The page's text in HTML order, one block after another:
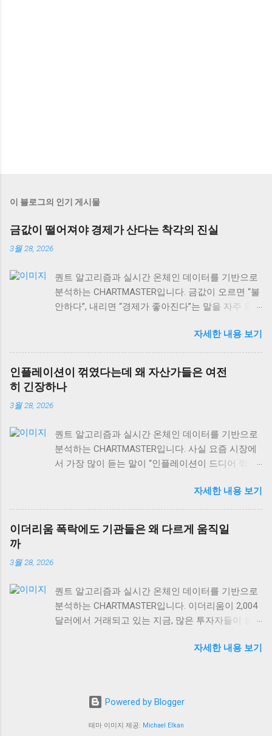
이 블로그의 인기 게시물
금값이 떨어져야 경제가 산다는 착각의 진실
3월 28, 2026
퀀트 알고리즘과 실시간 온체인 데이터를 기반으로
분석하는 CHARTMASTER입니다. 금값이 오르면 “불
안하다”, 내리면 “경제가 좋아진다”는 말을 자주 듣
재 글로벌 자산시장을 보면, 이런 단순한 공식이 얼
마나 위험한지 알 수 있어요. 실제로는 금값과 경제
성장의 관계가 훨씬 복잡하고, 때로는 정반대로 작
용하기도 합니다. 오늘은 금값 움직임을 제대로 읽
는 법과 상품시장 수급 동향, 그리고 역발상 투자의
$106.40B USD 에 달하는 상황에서, 전통 자산과 디
지털 자산의 상관관계도 함께 살펴볼게요. 금값과
경제성장, 단순한 반비례 관계가 아니다 많은 사람
는 절반만 맞는 이야기예요. 실제로 금은 인플레이
션 헤지 자산이면서 동시에 달러 강세에 민감하게
반응하거든요. 금값이 떨어지는 이유는 경제가 좋아
격화되면서 금값이 급등했죠. 경제가 회복되면서가
아니라, 오히려 통화정책이 완화되면서 말이에요. 현
재 비트코인이 66,505 USD를 기록하고 있는 것도 같
은 맥락입니다. 디지털 자산과 금 모두 통화정책 변
니다. 전자기기, 의료기기, 반도체 산업에서 금 사용
제가 좋을 때 오히려 증가하죠. 그러니까 경제성장
자세한 내용 보기
인플레이션이 꺾였다는데 왜 자산가들은 여전
히 긴장하나
3월 28, 2026
퀀트 알고리즘과 실시간 온체인 데이터를 기반으로
분석하는 CHARTMASTER입니다. 사실 요즘 시장에
서 가장 많이 듣는 말이 “인플레이션이 드디어 꺾였
되면서 많은 개인 투자자들은 안도하고 있는데, 정
작 기관들과 자산가들은 여전히 긴장의 끈을 놓지
않고 있거든요. 왜 그럴까요? 오늘은 숫자 뒤에 숨어
있는 진짜 이야기를 풀어보겠습니다. 미국 PPI 2.6%,
놓치면 안 되는 게 있어요. PPI는 생산자 단계의 물
가 변화를 보여주는 선행지표이긴 하지만, 실제 소
비자에게 전달되는 과정에서는 여러 변수가 작용하
(sticky) 특성을 보이고 있어요. 임금 상승률이 여전
죠. 실제로 미국 임금 상승률은 여전히 연준의 목표
수준을 웃도는 상황이에요. 더 중요한 건 글로벌 공
급망의 불안정성이에요. 지정학적 리스크가 계속해
자세한 내용 보기
이더리움 폭락에도 기관들은 왜 다르게 움직일
까
3월 28, 2026
퀀트 알고리즘과 실시간 온체인 데이터를 기반으로
분석하는 CHARTMASTER입니다. 이더리움이 2,004
달러에서 거래되고 있는 지금, 많은 투자자들이 불
의 움직임은 개인투자자와 확연히 다릅니다. 같은
자자 유형별 행동 패턴과, 그 뒤에 숨어있는 전략적
사고를 들여다보겠습니다. 개인투자자 vs 기관투자
자, 같은 차트를 다르게 보는 이유 솔직히 말하면, 개
자세한 내용 보기
Powered by Blogger
테마 이미지 제공: Michael Elkan